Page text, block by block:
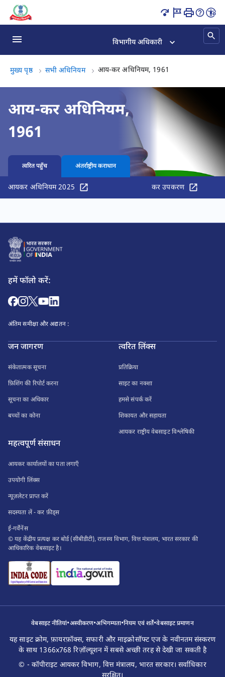
इनकम टैक्स एक्ट इंडिया | टैक्स कानून पृष्ठ लोड हो गया
विभागीय अधिकारी
मुख्य पृष्ठ सभी अधिनियम आय-कर अधिनियम, 1961
आय-कर अधिनियम,
1961
त्वरित पहुँच अंतर्राष्ट्रीय कराधान
आयकर अधिनियम 2025 कर उपकरण
हमें फॉलो करें:
अंतिम समीक्षा और अद्यतन :
जन जागरण
संकेतात्मक सूचना
फ़िशिंग की रिपोर्ट करना
सूचना का अधिकार
बच्चों का कोना
त्वरित लिंक्स
प्रतिक्रिया
साइट का नक्शा
हमसे संपर्क करें
शिकायत और सहायता
आयकर राष्ट्रीय वेबसाइट विश्लेषिकी
महत्वपूर्ण संसाधन
आयकर कार्यालयों का पता लगाएँ
उपयोगी लिंक्स
न्यूज़लेटर प्राप्त करें
सदस्यता लें - कर फ़ीड्स
ई-गर्वेनेंस
© यह केंद्रीय प्रत्यक्ष कर बोर्ड (सीबीडीटी), राजस्व विभाग, वित्त मंत्रालय, भारत सरकार की
आधिकारिक वेबसाइट है।
वेबसाइट नीतियां•अस्वीकरण•अभिगम्यता•नियम एवं शर्तें•वेबसाइट प्रमाणन
यह साइट क्रोम, फ़ायरफ़ॉक्स, सफारी और माइक्रोसॉफ्ट एज के नवीनतम संस्करण
के साथ 1366x768 रिज़ॉल्यूशन में सबसे अच्छी तरह से देखी जा सकती है
© - कॉपीराइट आयकर विभाग, वित्त मंत्रालय, भारत सरकार। सर्वाधिकार